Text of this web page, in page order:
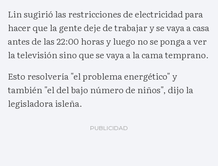
Lin sugirió las restricciones de electricidad para
hacer que la gente deje de trabajar y se vaya a casa
antes de las 22:00 horas y luego no se ponga a ver
la televisión sino que se vaya a la cama temprano.
Esto resolvería "el problema energético" y
también "el del bajo número de niños", dijo la
legisladora isleña.